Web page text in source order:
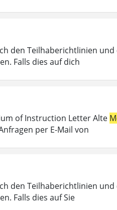
den Teilhaberichtlinien und
Falls dies auf dich
of Instruction Letter Alte
per E-Mail von
den Teilhaberichtlinien und
Falls dies auf Sie